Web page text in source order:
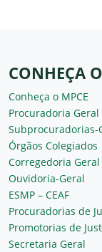
CONHEÇA
Conheça o MPCE
Procuradoria Geral
Subprocuradorias-
Órgãos Colegiados
Corregedoria Geral
Ouvidoria-Geral
ESMP – CEAF
Procuradorias de
Promotorias de
Secretaria Geral